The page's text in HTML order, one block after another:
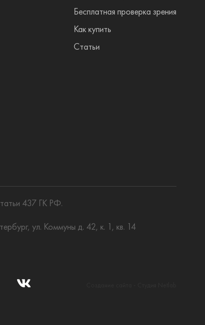
Бесплатная проверка зрения
Как купить
Статьи
437 ГК РФ.
ул. Коммуны д. 42, к. 1, кв. 14